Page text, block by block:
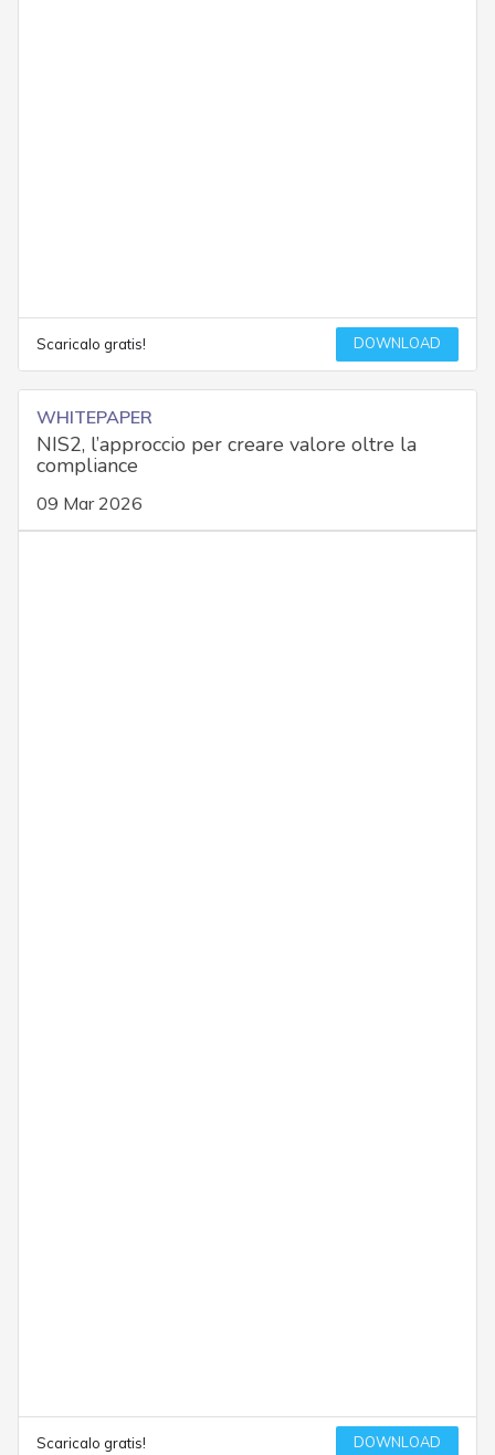
Scaricalo gratis! DOWNLOAD
WHITEPAPER
NIS2, l’approccio per creare valore oltre la
compliance
09 Mar 2026
Scaricalo gratis! DOWNLOAD